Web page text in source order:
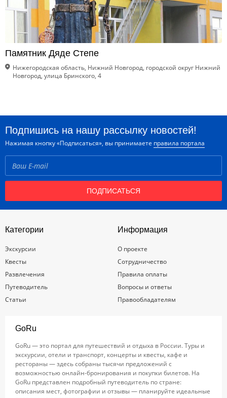
Памятник Дяде Степе
Нижегородская область, Нижний Новгород, городской округ Нижний
Новгород, улица Бринского, 4
Подпишись на нашу рассылку новостей!
Нажимая кнопку «Подписаться», вы принимаете правила портала
ПОДПИСАТЬСЯ
Категории
Экскурсии
Квесты
Развлечения
Путеводитель
Статьи
Информация
О проекте
Сотрудничество
Правила оплаты
Вопросы и ответы
Правообладателям
GoRu
GoRu — это портал для путешествий и отдыха в России. Туры и
экскурсии, отели и транспорт, концерты и квесты, кафе и
рестораны — здесь собраны тысячи предложений с
возможностью онлайн-бронирования и покупки билетов. На
GoRu представлен подробный путеводитель по стране:
описания мест, фотографии и отзывы — планируйте идеальные